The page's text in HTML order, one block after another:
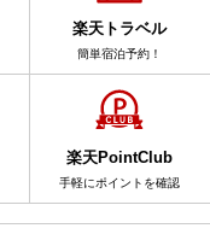
楽天トラベル
簡単宿泊予約！
楽天PointClub
手軽にポイントを確認